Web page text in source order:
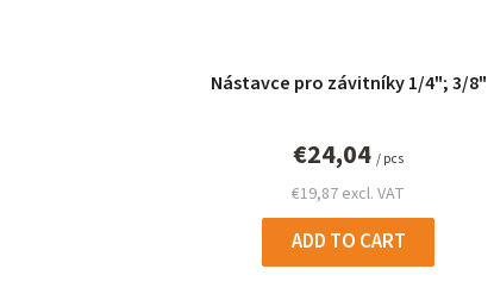
Nástavce pro závitníky 1/4"; 3/8"
€19,87 excl. VAT
€24,04/ pcs
ADD TO CART